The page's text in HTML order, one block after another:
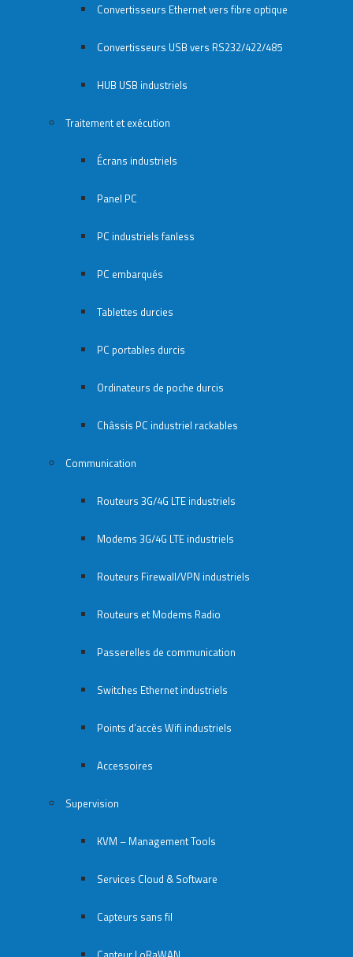
Convertisseurs Ethernet vers fibre optique
Convertisseurs USB vers RS232/422/485
HUB USB industriels
Traitement et exécution
Écrans industriels
Panel PC
PC industriels fanless
PC embarqués
Tablettes durcies
PC portables durcis
Ordinateurs de poche durcis
Châssis PC industriel rackables​
Communication
Routeurs 3G/4G LTE industriels
Modems 3G/4G LTE industriels
Routeurs Firewall/VPN industriels
Routeurs et Modems Radio
Passerelles de communication
Switches Ethernet industriels
Points d’accès Wifi industriels
Accessoires
Supervision
KVM – Management Tools
Services Cloud & Software
Capteurs sans fil